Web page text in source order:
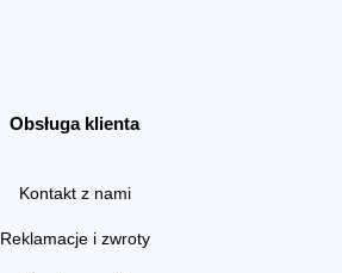
Obsługa klienta
Kontakt z nami
Reklamacje i zwroty